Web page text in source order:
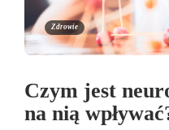
Zdrowie
Czym jest
na nią